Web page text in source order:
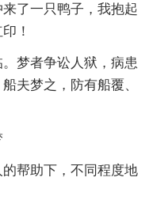
了一只鸭子，我抱起
！
梦者争讼人狱，病患
夫梦之，防有船覆、
帮助下，不同程度地